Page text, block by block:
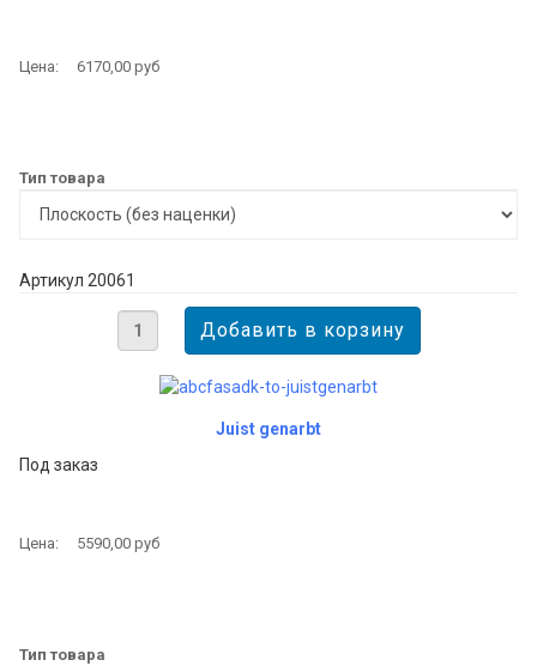
Цена: 6170,00 руб
Тип товара
Артикул 20061
Juist genarbt
Под заказ
Цена: 5590,00 руб
Тип товара